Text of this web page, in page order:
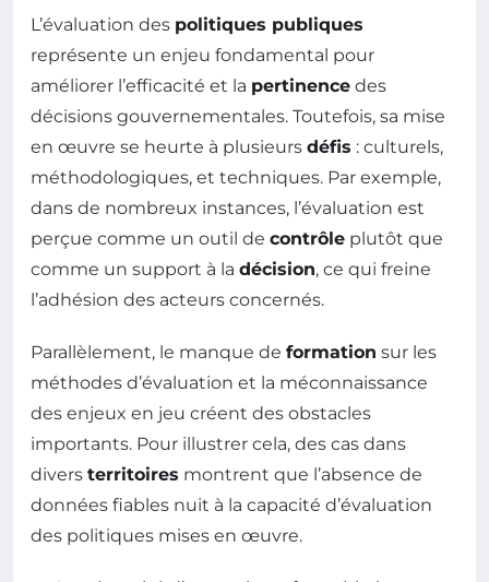
L’évaluation des politiques publiques
représente un enjeu fondamental pour
améliorer l’efficacité et la pertinence des
décisions gouvernementales. Toutefois, sa mise
en œuvre se heurte à plusieurs défis : culturels,
méthodologiques, et techniques. Par exemple,
dans de nombreux instances, l’évaluation est
perçue comme un outil de contrôle plutôt que
comme un support à la décision, ce qui freine
l’adhésion des acteurs concernés.
Parallèlement, le manque de formation sur les
méthodes d’évaluation et la méconnaissance
des enjeux en jeu créent des obstacles
importants. Pour illustrer cela, des cas dans
divers territoires montrent que l’absence de
données fiables nuit à la capacité d’évaluation
des politiques mises en œuvre.